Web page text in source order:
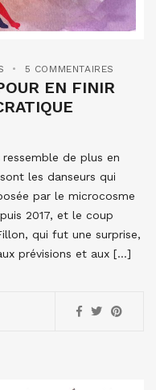
5 COMMENTAIRES
EN FINIR
ressemble de plus en
les danseurs qui
par le microcosme
2017, et le coup
qui fut une surprise,
prévisions et aux […]